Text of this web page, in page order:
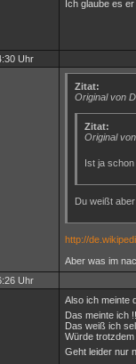
Ich glaube es
Uhr
Zitat:
Original von
Zitat:
Original
Ist ja
Du weißt
http://
Aber was im
Uhr
Also ich meinte
Das meinte ich
Das weiß ich
Würde
Geht leider nur